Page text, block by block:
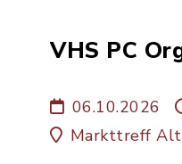
VHS PC
06.10.2026
Markttreff